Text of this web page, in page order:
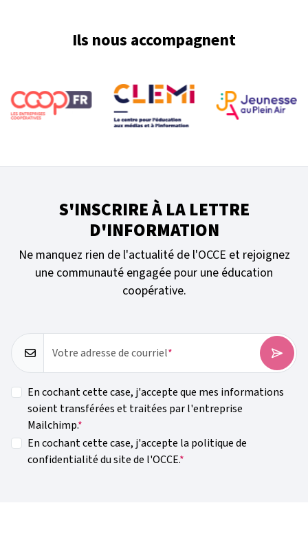
Ils nous accompagnent
S'INSCRIRE À LA LETTRE
D'INFORMATION
Ne manquez rien de l'actualité de l'OCCE et rejoignez
une communauté engagée pour une éducation
coopérative.
Votre adresse de courriel
En cochant cette case, j'accepte que mes informations
soient transférées et traitées par l'entreprise
Mailchimp.
En cochant cette case, j'accepte la politique de
confidentialité du site de l'OCCE.